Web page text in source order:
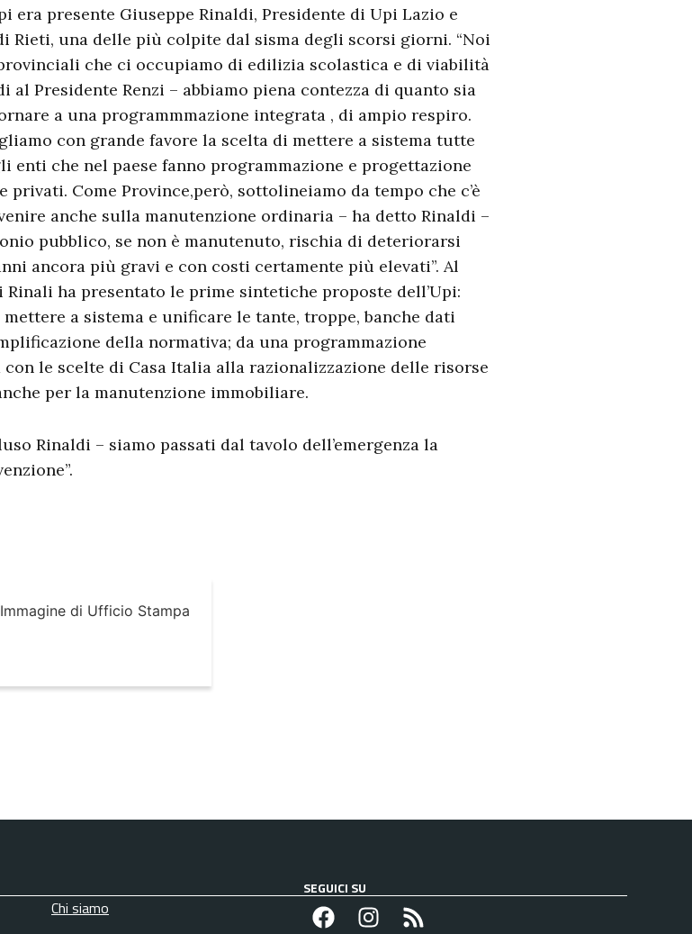
era presente Giuseppe Rinaldi, Presidente di Upi Lazio e
Rieti, una delle più colpite dal sisma degli scorsi giorni. “Noi
che ci occupiamo di edilizia scolastica e di viabilità
al Presidente Renzi – abbiamo piena contezza di quanto sia
a una programmmazione integrata , di ampio respiro.
con grande favore la scelta di mettere a sistema tutte
enti che nel paese fanno programmazione e progettazione
privati. Come Province,però, sottolineiamo da tempo che c’è
anche sulla manutenzione ordinaria – ha detto Rinaldi –
pubblico, se non è manutenuto, rischia di deteriorarsi
ancora più gravi e con costi certamente più elevati”. Al
Rinali ha presentato le prime sintetiche proposte dell’Upi:
a sistema e unificare le tante, troppe, banche dati
della normativa; da una programmazione
le scelte di Casa Italia alla razionalizzazione delle risorse
per la manutenzione immobiliare.
Rinaldi – siamo passati dal tavolo dell’emergenza la
Chi siamo
SEGUICI SU